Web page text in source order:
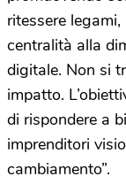
ritessere
centralità alla
digitale. Non si
impatto.
di rispondere a
imprenditori
cambiamento”.